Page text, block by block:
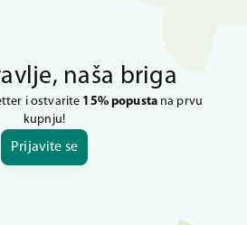
naša briga
i ostvarite 15% popustana prvu
kupnju!
Prijavite se